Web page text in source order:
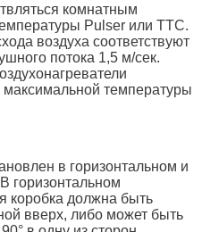
комнатным
Pulser или ТТС.
воздуха соответствуют
потока 1,5 м/сек.
температуры
в горизонтальном и
горизонтальном
коробка должна быть
вверх, либо может быть